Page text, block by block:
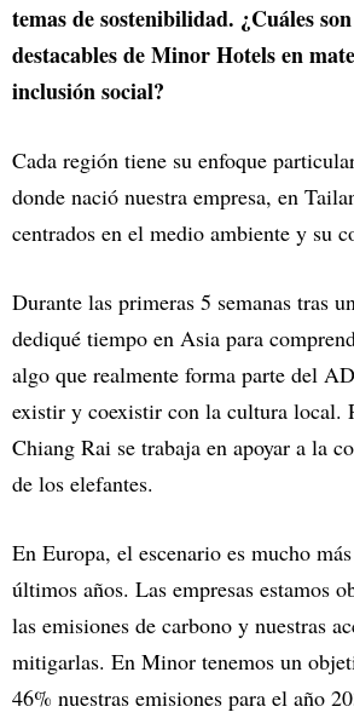
temas de sostenibilidad. ¿Cuáles
destacables de Minor Hotels en
inclusión social?
Cada región tiene su enfoque
donde nació nuestra empresa, en
centrados en el medio ambiente y su
Durante las primeras 5 semanas tras
dediqué tiempo en Asia para
algo que realmente forma parte del
existir y coexistir con la cultura local.
Chiang Rai se trabaja en apoyar a la
de los elefantes.
En Europa, el escenario es mucho
últimos años. Las empresas estamos
las emisiones de carbono y nuestras
mitigarlas. En Minor tenemos un
46% nuestras emisiones para el año